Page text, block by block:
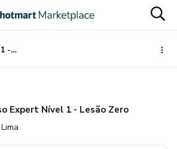
Curso Expert Nível 1 - Lesão Zero
Expert Nível 1 - Lesão Zero